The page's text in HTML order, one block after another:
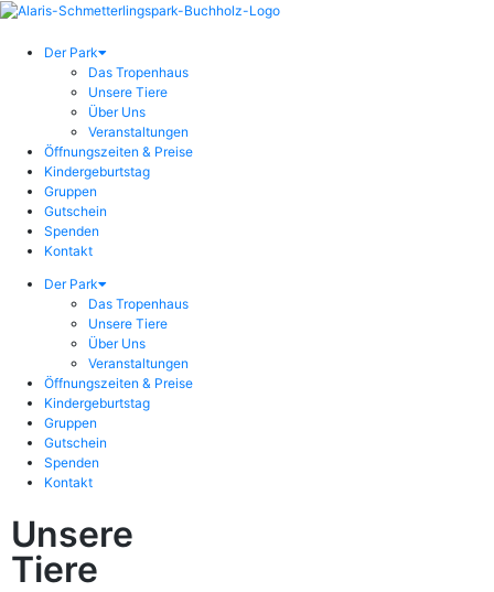
Der Park
Das Tropenhaus
Unsere Tiere
Über Uns
Veranstaltungen
Öffnungszeiten & Preise
Kindergeburtstag
Gruppen
Gutschein
Spenden
Kontakt
Der Park
Das Tropenhaus
Unsere Tiere
Über Uns
Veranstaltungen
Öffnungszeiten & Preise
Kindergeburtstag
Gruppen
Gutschein
Spenden
Kontakt
Unsere
Tiere